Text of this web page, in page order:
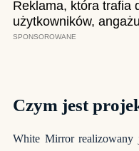
Czym jest
White Mirror